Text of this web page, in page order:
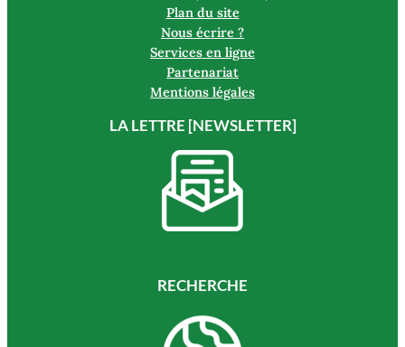
Plan du site
Nous écrire ?
Services en ligne
Partenariat
Mentions légales
LA LETTRE [NEWSLETTER]
RECHERCHE